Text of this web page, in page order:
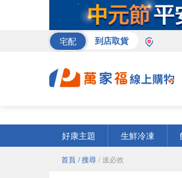
宅配 到店取貨
好康主題
生鮮冷凍
首頁 / 搜尋 / 速必效